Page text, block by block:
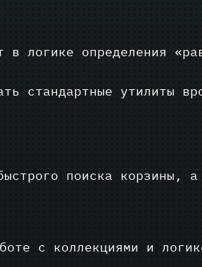
логике определения
стандартные утилиты
поиска корзины, а
с коллекциями и